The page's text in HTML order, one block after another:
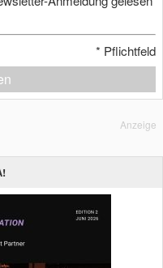
* Pflichtfeld
Anzeige